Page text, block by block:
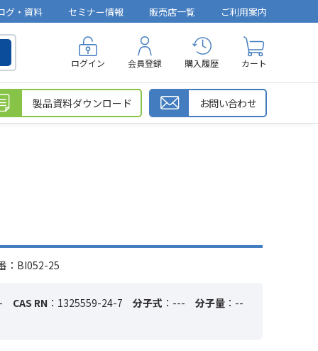
グ・資料 セミナー情報 販売店一覧 ご利用案内
ログイン 会員登録 購入履歴 カート
製品資料ダウンロード お問い合わせ
：BI052-25
CAS RN ：1325559-24-7 分子式 ：--- 分子量 ：--